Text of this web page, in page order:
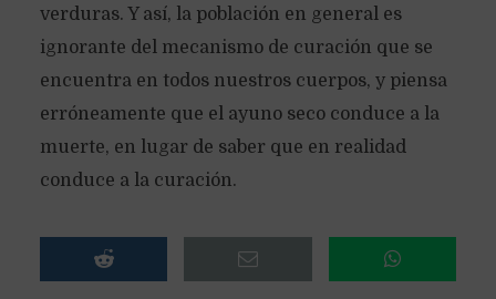
verduras. Y así, la población en general es
ignorante del mecanismo de curación que se
encuentra en todos nuestros cuerpos, y piensa
erróneamente que el ayuno seco conduce a la
muerte, en lugar de saber que en realidad
conduce a la curación.